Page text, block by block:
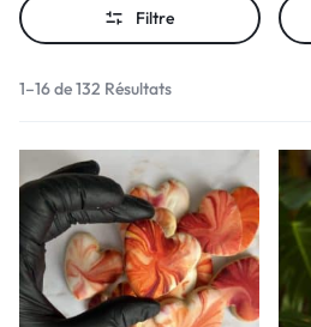
Filtre
1–16 de 132 Résultats